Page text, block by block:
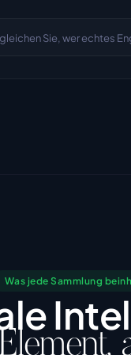
Sie, wer echtes
Was jede Sammlung